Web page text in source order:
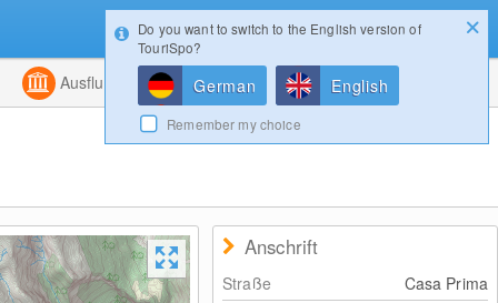
Kombiniert
Ausflugsziele Magazin
Anschrift
Straße
Casa Prima
Login
Do you want to switch to the English version of
TouriSpo?
German English
Remember my choice
Konfigurator Gewinnspiele